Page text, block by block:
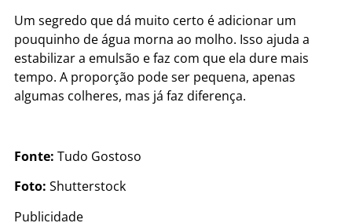
Um segredo que dá muito certo é adicionar um
pouquinho de água morna ao molho. Isso ajuda a
estabilizar a emulsão e faz com que ela dure mais
tempo. A proporção pode ser pequena, apenas
algumas colheres, mas já faz diferença.
Fonte: Tudo Gostoso
Foto: Shutterstock
Publicidade